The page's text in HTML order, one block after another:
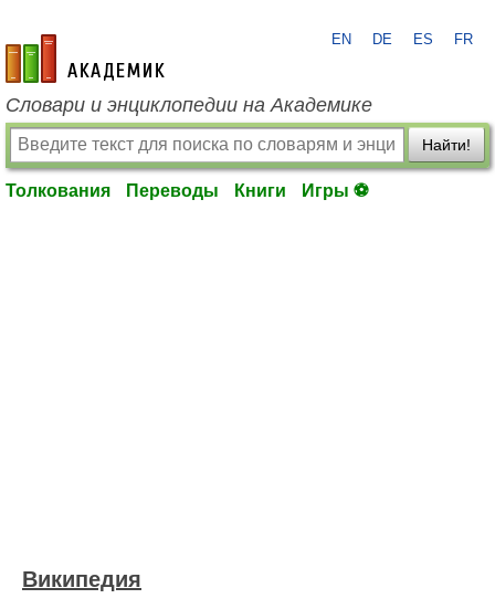
academic.ru
EN DE ES FR
Словари и энциклопедии на Академике
Найти!
Толкования Переводы Книги Игры ⚽
Википедия